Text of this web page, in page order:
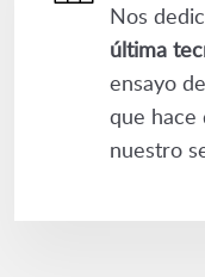
Nos
última
ensayo
que hace
nuestro